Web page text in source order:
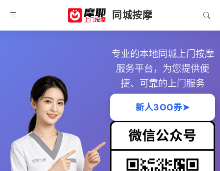
同城按摩
专业的本地同城上门按摩
服务平台，为您提供便
捷、可靠的上门服务
新人3OO券➤